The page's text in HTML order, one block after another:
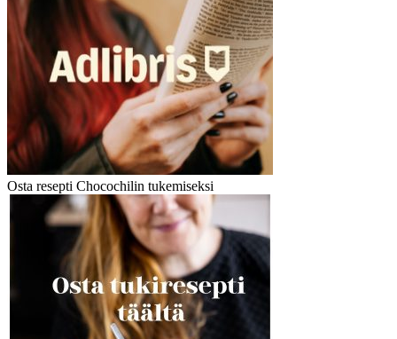
Osta resepti Chocochilin tukemiseksi